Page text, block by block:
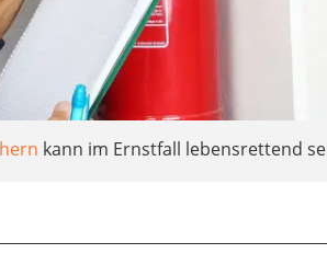
kann im Ernstfall lebensrettend